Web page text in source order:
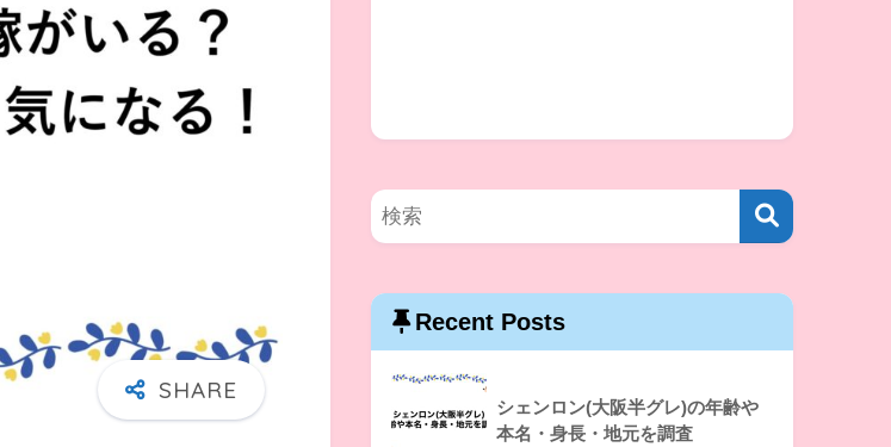
Recent Posts
シェンロン(大阪半グレ)の年齢や
本名・身長・地元を調査